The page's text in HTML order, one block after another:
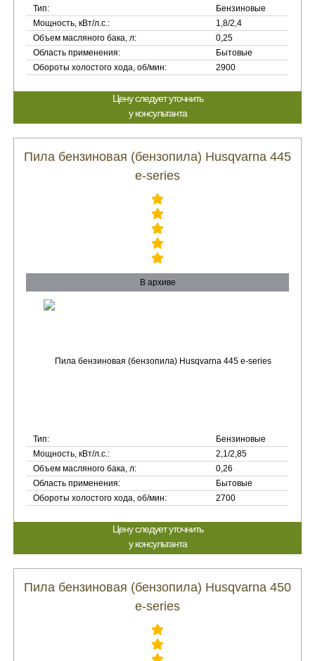
Тип:
Бензиновые
Мощность, кВт/л.с.:
1,8/2,4
Объем масляного бака, л:
0,25
Область применения:
Бытовые
Обороты холостого хода, об/мин:
2900
Цену следует уточнить
у консультанта
Пила бензиновая (бензопила) Husqvarna 445
e-series
В архиве
Тип:
Бензиновые
Мощность, кВт/л.с.:
2,1/2,85
Объем масляного бака, л:
0,26
Область применения:
Бытовые
Обороты холостого хода, об/мин:
2700
Цену следует уточнить
у консультанта
Пила бензиновая (бензопила) Husqvarna 450
e-series